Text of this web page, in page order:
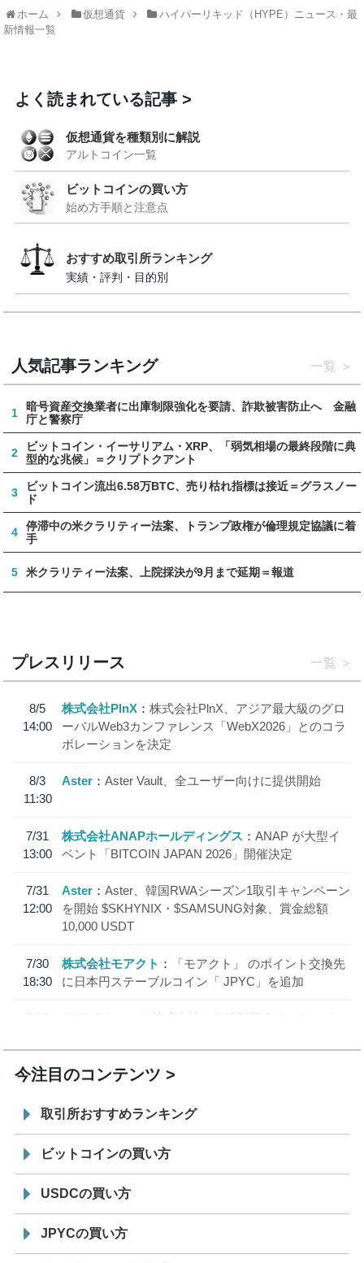
ホーム 仮想通貨
ハイパーリキッド（HYPE）ニュース・最
新情報一覧
よく読まれている記事
仮想通貨を種類別に解説
アルトコイン一覧
ビットコインの買い方
始め方手順と注意点
おすすめ取引所ランキング
実績・評判・目的別
人気記事ランキング 一覧
1
暗号資産交換業者に出庫制限強化を要請、詐欺被害防止へ 金融
庁と警察庁
2
ビットコイン・イーサリアム・XRP、「弱気相場の最終段階に典
型的な兆候」＝クリプトクアント
3
ビットコイン流出6.58万BTC、売り枯れ指標は接近＝グラスノー
ド
4
停滞中の米クラリティー法案、トランプ政権が倫理規定協議に着
手
5 米クラリティー法案、上院採決が9月まで延期＝報道
プレスリリース 一覧
8/5
14:00
株式会社PlnX
株式会社PlnX、アジア最大級のグロ
ーバルWeb3カンファレンス「WebX2026」とのコラ
ボレーションを決定
8/3
11:30
Aster Aster Vault、全ユーザー向けに提供開始
7/31
13:00
株式会社ANAPホールディングス
ANAP が大型イ
ベント「BITCOIN JAPAN 2026」開催決定
7/31
12:00
Aster
Aster、韓国RWAシーズン1取引キャンペーン
を開始 $SKHYNIX・$SAMSUNG対象、賞金総額
10,000 USDT
7/30
18:30
株式会社モアクト
「モアクト」 のポイント交換先
に日本円ステーブルコイン「 JPYC」を追加
7/29
SBI VCトレード株式会社
信託型円建てステーブル
今注目のコンテンツ
取引所おすすめランキング
ビットコインの買い方
USDCの買い方
JPYCの買い方